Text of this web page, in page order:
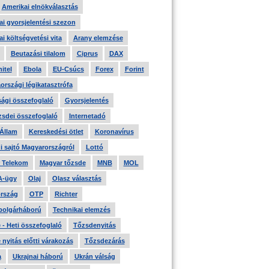
Amerikai elnökválasztás
gyorsjelentési szezon
költségvetési vita Arany elemzése
Beutazási tilalom Ciprus DAX
Ebola EU-Csúcs Forex Forint
légikatasztrófa
összefoglaló Gyorsjelentés
összefoglaló Internetadó
Kereskedési ötlet Koronavírus
sajtó Magyarországról Lottó
Telekom Magyar tőzsde MNB MOL
ügy Olaj Olasz választás
OTP Richter
Technikai elemzés
- Heti összefoglaló Tőzsdenyitás
nyitás előtti várakozás Tőzsdezárás
Ukrajnai háború Ukrán válság